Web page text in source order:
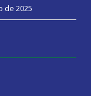
de 2025